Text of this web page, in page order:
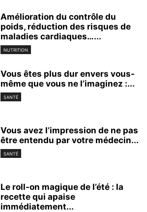
Amélioration du contrôle du
poids, réduction des risques de
maladies cardiaques…...
NUTRITION
Vous êtes plus dur envers vous-
même que vous ne l’imaginez :...
SANTÉ
Vous avez l’impression de ne pas
être entendu par votre médecin...
SANTÉ
Le roll-on magique de l’été : la
recette qui apaise
immédiatement...